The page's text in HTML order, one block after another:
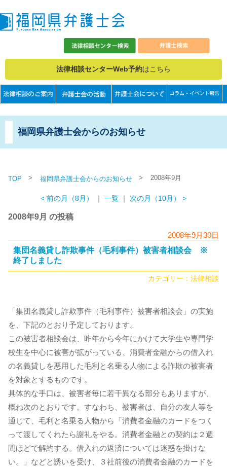
法律相談センターWeb予約はこちら
福岡県弁護士会からのお知らせ
TOP > 福岡県弁護士会からのお知らせ > 2008年9月
< 前の月（8月） ｜ 一覧 ｜ 次の月（10月） >
2008年9月 の投稿
2008年9月30日
集団名義貸し詐欺事件（毛利事件）被害者相談会 ※
終了しました
カテゴリー： 法律相談
「集団名義貸し詐欺事件（毛利事件）被害者相談会」の実施
を、下記のとおり予定しております。
この被害者相談会は、昨年から今年にかけて大学生や専門学
校生を中心に被害が拡がっている、消費者金融からの借入れ
の名義貸しを悪用した毛利と名乗る人物による詐欺の被害者
を対象とするものです。
具体的な手口は、被害者毎に若干異なる部分もありますが、
概ね次のとおりです。すなわち、被害者は、自分の友人等を
通じて、毛利と名乗る人物から「消費者金融のカードをつく
って渡してくれたら謝礼をやる。消費者金融との契約は２週
間ほどで解約する。借入れの返済については迷惑を掛けな
い。」などと誘いを受け、３社前後の消費者金融のカードを